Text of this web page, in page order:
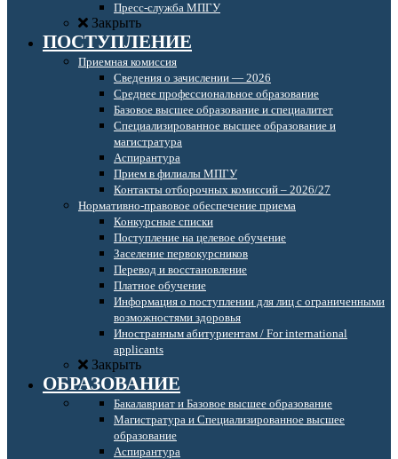
Пресс-служба МПГУ
Закрыть
ПОСТУПЛЕНИЕ
Приемная комиссия
Сведения о зачислении — 2026
Среднее профессиональное образование
Базовое высшее образование и специалитет
Специализированное высшее образование и
магистратура
Аспирантура
Прием в филиалы МПГУ
Контакты отборочных комиссий – 2026/27
Нормативно-правовое обеспечение приема
Конкурсные списки
Поступление на целевое обучение
Заселение первокурсников
Перевод и восстановление
Платное обучение
Информация о поступлении для лиц с ограниченными
возможностями здоровья
Иностранным абитуриентам / For international
applicants
Закрыть
ОБРАЗОВАНИЕ
Бакалавриат и Базовое высшее образование
Магистратура и Специализированное высшее
образование
Аспирантура